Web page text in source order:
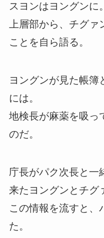
スヨンはヨングンに。
上層部から、チグ
ことを自ら語る。
ヨングンが見た帳簿
には。
地検長が麻薬を吸っ
のだ。
庁長がパク次長と一
来たヨングンとチグ
この情報を流すと、
た。